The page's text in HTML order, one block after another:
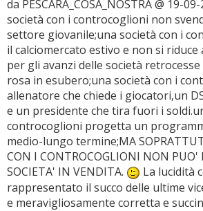
da PESCARA_COSA_NOSTRA @ 19-
società con i controcoglioni non
settore giovanile;una società con i
il calciomercato estivo e non si
per gli avanzi delle società
rosa in esubero;una società con i
allenatore che chiede i giocatori,un
e un presidente che tira fuori i
controcoglioni progetta un
medio-lungo termine;MA
CON I CONTROCOGLIONI NON PUO'
SOCIETA' IN VENDITA.
La lucidità
rappresentato il succo delle ultime
e meravigliosamente corretta e